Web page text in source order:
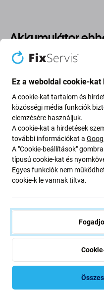
Akkumulátor
(6th Gen)
Ha a(z) Apple iPod Touch
vagy elvesztette a
Mikor kell akkumulátort
az akkumulátor fel
a készülék gyorsan
a készülék
a készülék nem
a készülék nem jelzi
állapotát
Alkatrészek minősége
Minőség: Utángyártott-
alkatrész ugyanazon
anyagok szerint készül,
Ez a weboldal cookie-kat
A cookie-kat tartalom és
közösségi média funkciók
elemzésére használjuk.
A cookie-kat a hirdetések
további információkat a
A "Cookie-beállítások"
típusú cookie-kat és
Egyes funkciók nem
cookie-k le vannak tiltva.